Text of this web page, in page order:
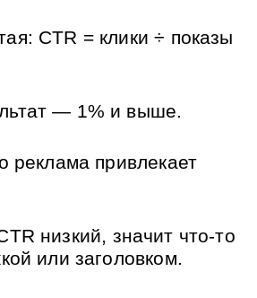
CTR = клики ÷ показы
— 1% и выше.
реклама привлекает
низкий, значит что-то
или заголовком.